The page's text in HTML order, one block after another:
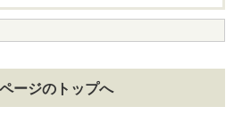
ージのトップへ